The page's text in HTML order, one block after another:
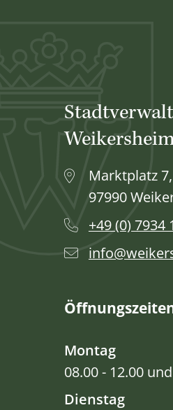
Marktplatz 7,
97990
+49 (0) 7934
Montag
08.00 - 12.00
Dienstag